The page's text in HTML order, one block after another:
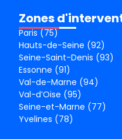
Zones
Paris (75)
Hauts-de-Seine (92)
Seine-Saint-Denis (93)
Essonne (91)
Val-de-Marne (94)
Val-d’Oise (95)
Seine-et-Marne (77)
Yvelines (78)